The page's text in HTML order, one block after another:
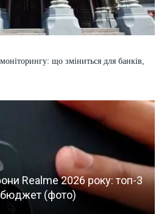
що зміниться для банків,
Realme 2026 року: топ-3
бюджет (фото)